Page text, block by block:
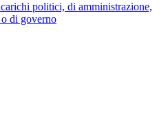
politici, di amministrazione,
di governo